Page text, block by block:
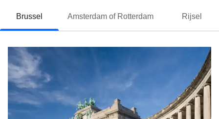
Brussel Amsterdam of Rotterdam Rijsel